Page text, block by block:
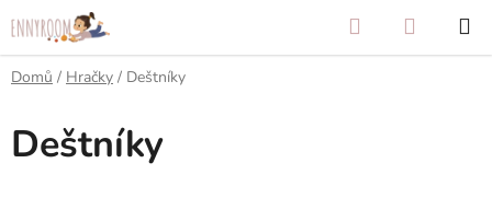
na
obsah
Hledat
KOŠÍK
Domů / Hračky / Deštníky
Deštníky